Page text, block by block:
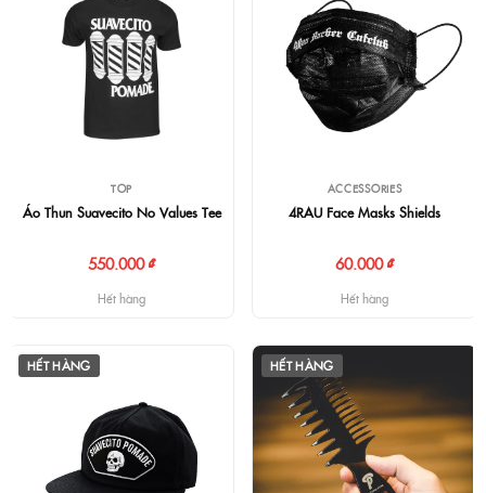
TOP
Áo Thun Suavecito No Values Tee
550.000 ₫
Hết hàng
ACCESSORIES
4RAU Face Masks Shields
60.000 ₫
Hết hàng
HẾT HÀNG HẾT HÀNG